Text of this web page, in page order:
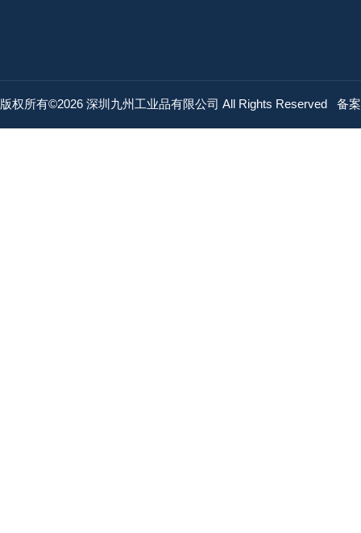
版权所有©2026 深圳九州工业品有限公司 All Rights Reserved 备